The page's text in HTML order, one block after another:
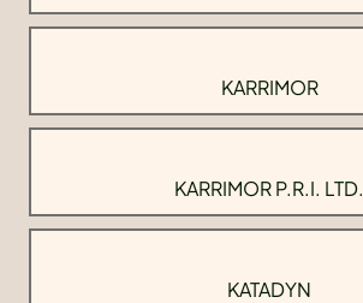
KARRIMOR
KARRIMOR P.R.I. LTD.
KATADYN